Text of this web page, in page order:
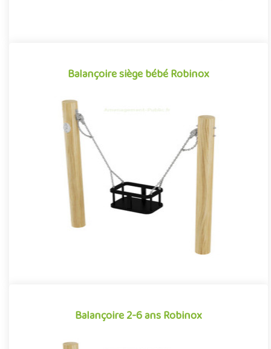
Balançoire siège bébé Robinox
Balançoire siège bébé Robinox
Équipement ludique particulièrement apprécié par les tout-
petits pour ses sensations tout aussi apaisantes qu’amusantes,
Offre partenaire
Balançoire 2-6 ans Robinox